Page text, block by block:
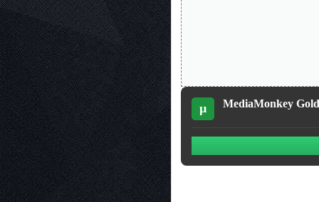
µ MediaMonkey